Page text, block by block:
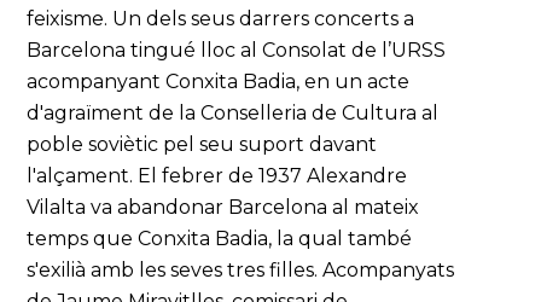
feixisme. Un dels seus darrers concerts a
Barcelona tingué lloc al Consolat de l’URSS
acompanyant Conxita Badia, en un acte
d'agraïment de la Conselleria de Cultura al
poble soviètic pel seu suport davant
l'alçament. El febrer de 1937 Alexandre
Vilalta va abandonar Barcelona al mateix
temps que Conxita Badia, la qual també
s'exilià amb les seves tres filles. Acompanyats